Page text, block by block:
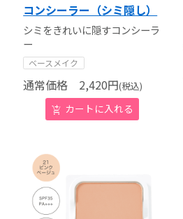
コンシーラー（シミ隠し）
シミをきれいに隠すコンシーラ
ー
ベースメイク
通常価格 2,420円(税込)